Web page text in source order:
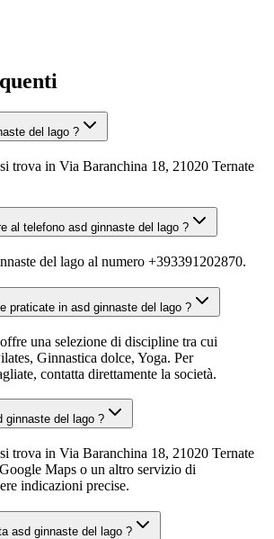
del lago ?
trova in Via Baranchina 18, 21020 Ternate
al telefono asd ginnaste del lago ?
del lago al numero +393391202870.
praticate in asd ginnaste del lago ?
una selezione di discipline tra cui
Ginnastica dolce, Yoga. Per
contatta direttamente la società.
ginnaste del lago ?
trova in Via Baranchina 18, 21020 Ternate
Maps o un altro servizio di
indicazioni precise.
asd ginnaste del lago ?